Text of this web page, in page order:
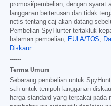
promosi/pembelian, dengan syarat
langganan berterusan dan tidak
notis tentang caj akan datang
Pembelian SpyHunter tertakluk
halaman pembelian,
EULA/TOS
Diskaun
------
Terma Umum
Sebarang pembelian untuk
sah untuk tempoh langganan
harga standard yang terpakai pada